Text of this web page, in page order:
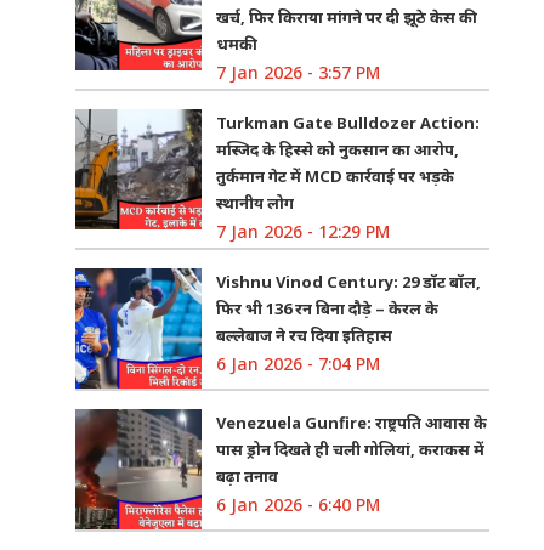
खर्च, फिर किराया मांगने पर दी झूठे केस की
धमकी
7 Jan 2026 - 3:57 PM
Turkman Gate Bulldozer Action:
मस्जिद के हिस्से को नुकसान का आरोप,
तुर्कमान गेट में MCD कार्रवाई पर भड़के
स्थानीय लोग
7 Jan 2026 - 12:29 PM
Vishnu Vinod Century: 29 डॉट बॉल,
फिर भी 136 रन बिना दौड़े – केरल के
बल्लेबाज ने रच दिया इतिहास
6 Jan 2026 - 7:04 PM
Venezuela Gunfire: राष्ट्रपति आवास के
पास ड्रोन दिखते ही चली गोलियां, कराकस में
बढ़ा तनाव
6 Jan 2026 - 6:40 PM